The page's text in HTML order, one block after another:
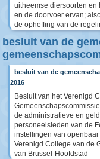
uitheemse diersoorten
en de doorvoer ervan;
de opheffing van de
besluit van de
besluit van de
2016
Besluit van het Verenigd
de administratieve en
personeelsleden van de
instellingen van
Verenigd College van de
van Brussel-Hoofdstad